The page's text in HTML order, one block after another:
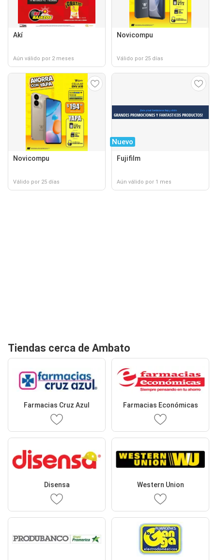
Akí
Aún válido por 2 meses
Novicompu
Válido por 25 días
Novicompu
Válido por 25 días
Nuevo
Fujifilm
Aún válido por 1 mes
Tiendas cerca de Ambato
Farmacias Cruz Azul Farmacias Económicas
Disensa Western Union